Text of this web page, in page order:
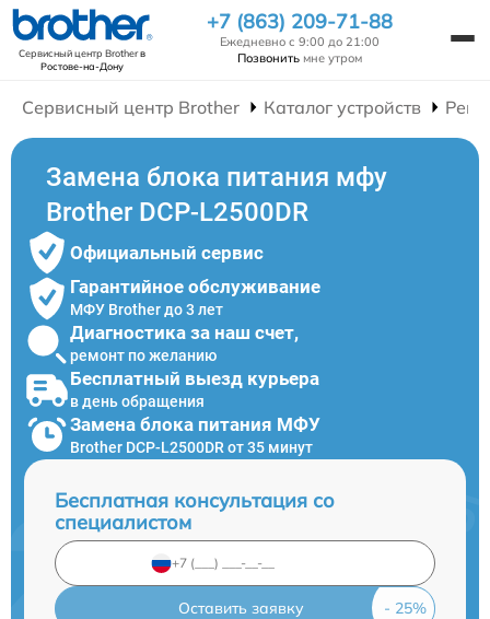
Сервисный центр Brotherв
Ростове-на-Дону
+7 (863) 209-71-88
Ежедневно с 9:00 до 21:00
Позвонить мне утром
Сервисный центр Brother Каталог устройств
Замена блока питания мфу
Brother DCP-L2500DR
Официальный сервис
Гарантийное обслуживание
МФУ Brother до 3 лет
Диагностика за наш счет,
ремонт по желанию
Бесплатный выезд курьера
в день обращения
Замена блока питания МФУ
Brother DCP-L2500DR от 35 минут
Бесплатная консультация со
специалистом
Оставить заявку